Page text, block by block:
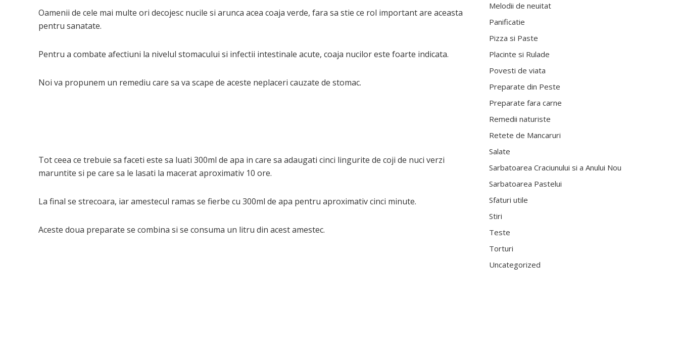
Oamenii de cele mai multe ori decojesc nucile si arunca acea coaja verde, fara sa stie ce rol important are aceasta
pentru sanatate.
Pentru a combate afectiuni la nivelul stomacului si infectii intestinale acute, coaja nucilor este foarte indicata.
Noi va propunem un remediu care sa va scape de aceste neplaceri cauzate de stomac.
Tot ceea ce trebuie sa faceti este sa luati 300ml de apa in care sa adaugati cinci lingurite de coji de nuci verzi
maruntite si pe care sa le lasati la macerat aproximativ 10 ore.
La final se strecoara, iar amestecul ramas se fierbe cu 300ml de apa pentru aproximativ cinci minute.
Aceste doua preparate se combina si se consuma un litru din acest amestec.
Melodii de neuitat
Panificatie
Pizza si Paste
Placinte si Rulade
Povesti de viata
Preparate din Peste
Preparate fara carne
Remedii naturiste
Retete de Mancaruri
Salate
Sarbatoarea Craciunului si a Anului Nou
Sarbatoarea Pastelui
Sfaturi utile
Stiri
Teste
Torturi
Uncategorized